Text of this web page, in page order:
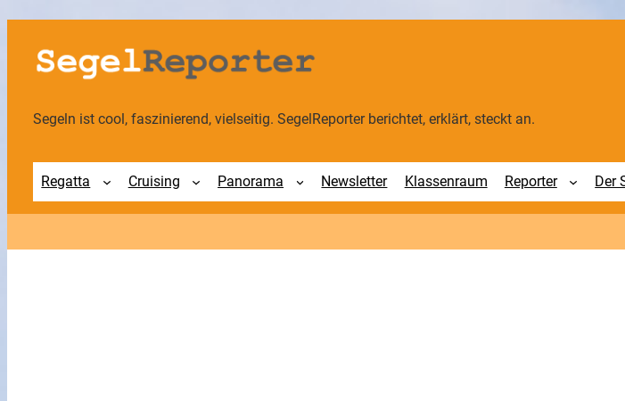
Zum
Inhalt
springen
Segeln ist cool, faszinierend, vielseitig. SegelReporter berichtet, erklärt, steckt an.
Regatta Cruising Panorama Newsletter Klassenraum Reporter Der